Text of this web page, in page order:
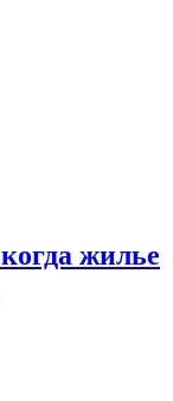
жилье